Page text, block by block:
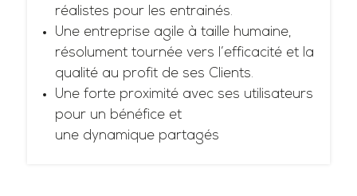
réalistes pour les entrainés.
Une entreprise agile à taille humaine,
résolument tournée vers l’efficacité et la
qualité au profit de ses Clients.
Une forte proximité avec ses utilisateurs
pour un bénéfice et
une dynamique partagés